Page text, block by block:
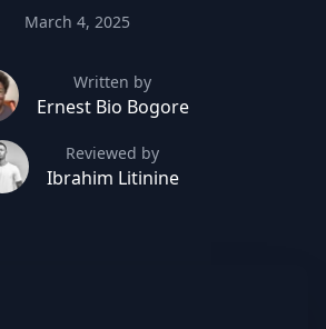
March 4, 2025
Written by
Ernest Bio Bogore
Reviewed by
Ibrahim Litinine